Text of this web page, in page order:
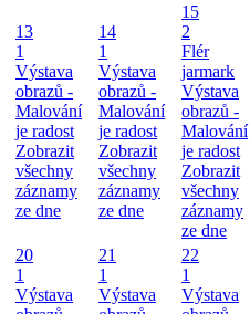
13
1
Výstava
obrazů -
Malování
je radost
Zobrazit
všechny
záznamy
ze dne
14
1
Výstava
obrazů -
Malování
je radost
Zobrazit
všechny
záznamy
ze dne
15
2
Flér
jarmark
Výstava
obrazů -
Malování
je radost
Zobrazit
všechny
záznamy
ze dne
20
1
Výstava
21
1
Výstava
22
1
Výstava